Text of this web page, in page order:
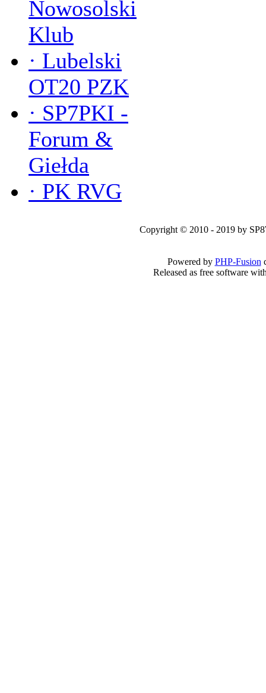
Nowosolski
Klub
· Lubelski
OT20 PZK
· SP7PKI -
Forum &
Giełda
· PK RVG
Copyright © 2010 - 2019 by
Powered by PHP-Fusion
Released as free software